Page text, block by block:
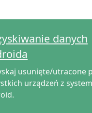
danych
usunięte/utracone
urządzeń z